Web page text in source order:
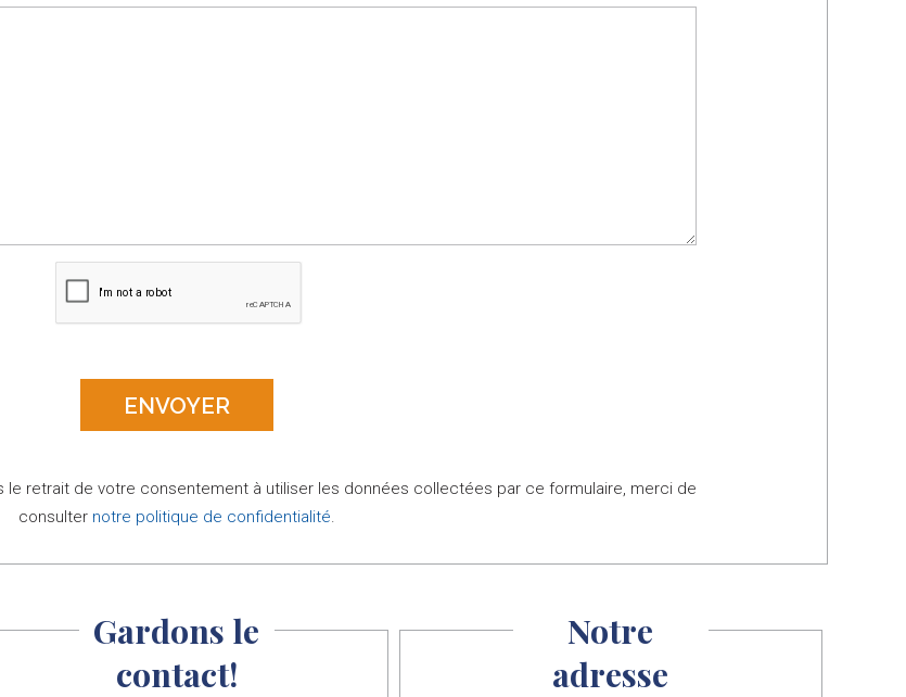
retrait de votre consentement à utiliser les données collectées par ce formulaire, merci de
consulter notre politique de confidentialité.
Gardons le
contact!
Notre
adresse